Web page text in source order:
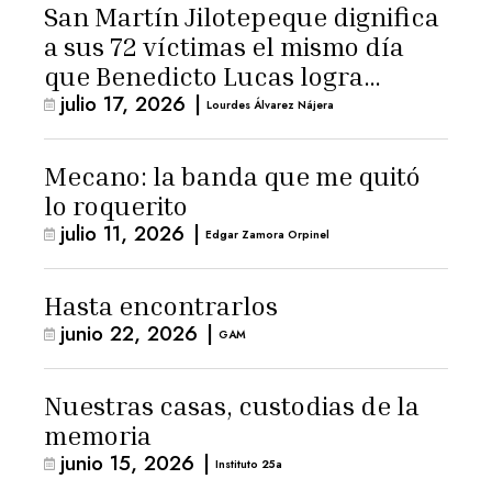
San Martín Jilotepeque dignifica
a sus 72 víctimas el mismo día
que Benedicto Lucas logra
arresto domiciliario
julio 17, 2026 | Lourdes Álvarez Nájera
Mecano: la banda que me quitó
lo roquerito
julio 11, 2026 | Edgar Zamora Orpinel
Hasta encontrarlos
junio 22, 2026 | GAM
Nuestras casas, custodias de la
memoria
junio 15, 2026 | Instituto 25a